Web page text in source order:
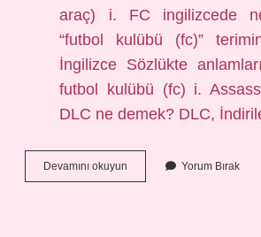
araç) i. FC ingilizcede
“futbol kulübü (fc)”
İngilizce Sözlükte
futbol kulübü (fc) i.
DLC ne demek? DLC,
Devamını okuyun
Ingilizcede
Yorum Bırak